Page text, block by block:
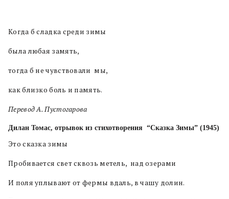
Когда б сладка среди зимы
была любая замять,
тогда б не чувствовали мы,
как близко боль и память.
Перевод А. Пустогарова
Дилан Томас, отрывок из стихотворения “Сказка Зимы” (1945)
Это сказка зимы
Пробивается свет сквозь метель, над озерами
И поля уплывают от фермы вдаль, в чашу долин.